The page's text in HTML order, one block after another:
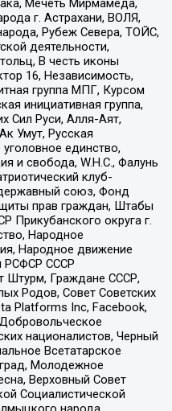
Мечеть Мирмамеда,
г. Астрахани, ВОЛЯ,
Рубеж Севера, ТОЙС,
деятельности,
В честь иконы
16, Независимость,
группа МПГ, Курсом
инициативная группа,
Сил Руси, Алля-Аят,
Умут, Русская
единство,
и свобода, W.H.С., Фалунь
клуб-
союз, Фонд
прав граждан, Штабы
Прикубанского округа г.
Народное
Народное движение
РСФСР СССР
Штурм, Граждане СССР,
Родов, Совет Советских
Platforms Inc, Facebook,
националистов, Черный
Всетатарское
Молодежное
Верховный Совет
Социалистической